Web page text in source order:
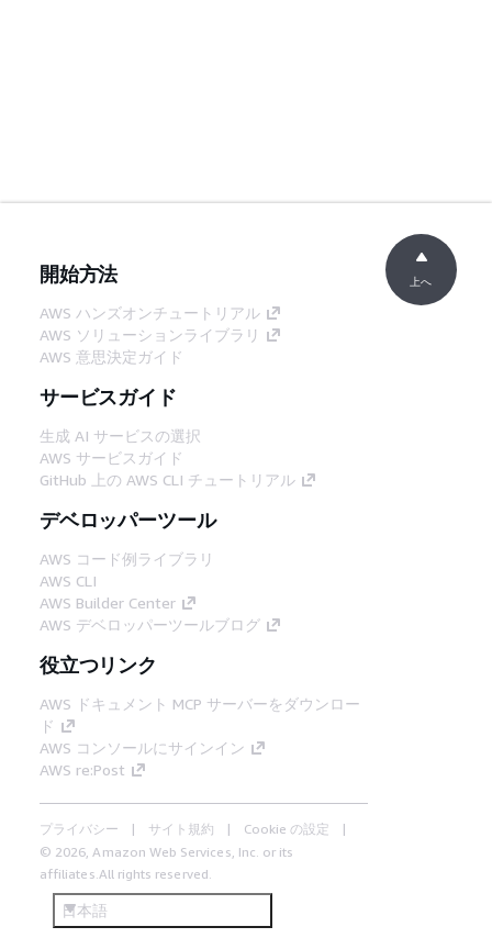
開始方法
AWS ハンズオンチュートリアル
AWS ソリューションライブラリ
AWS 意思決定ガイド
サービスガイド
生成 AI サービスの選択
AWS サービスガイド
GitHub 上の AWS CLI チュートリアル
デベロッパーツール
AWS コード例ライブラリ
AWS CLI
AWS Builder Center
AWS デベロッパーツールブログ
役立つリンク
AWS ドキュメント MCP サーバーをダウンロー
ド
AWS コンソールにサインイン
AWS re:Post
プライバシー サイト規約
Cookie の設定
© 2026, Amazon Web Services, Inc. or its
affiliates.All rights reserved.
日本語
上へ